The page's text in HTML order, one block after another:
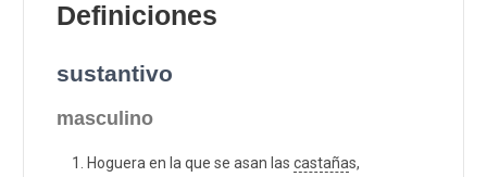
Definiciones
sustantivo
masculino
Hoguera en la que se asan las castañas,